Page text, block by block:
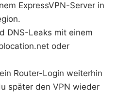
ExpressVPN-Server in
DNS-Leaks mit einem
oder
Router-Login weiterhin
später den VPN wieder